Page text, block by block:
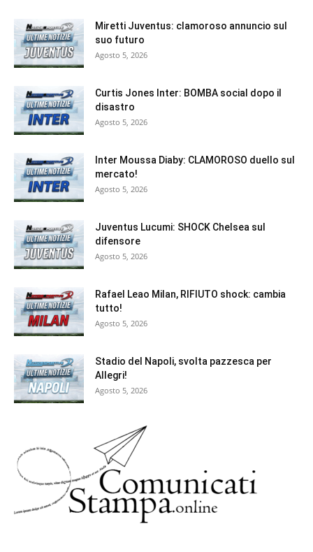
Miretti Juventus: clamoroso annuncio sul
suo futuro
Agosto 5, 2026
Curtis Jones Inter: BOMBA social dopo il
disastro
Agosto 5, 2026
Inter Moussa Diaby: CLAMOROSO duello sul
mercato!
Agosto 5, 2026
Juventus Lucumi: SHOCK Chelsea sul
difensore
Agosto 5, 2026
Rafael Leao Milan, RIFIUTO shock: cambia
tutto!
Agosto 5, 2026
Stadio del Napoli, svolta pazzesca per
Allegri!
Agosto 5, 2026